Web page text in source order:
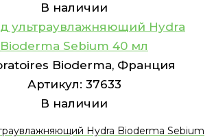
В наличии
ультраувлажняющий Hydra
Bioderma Sebium 40 мл
Bioderma, Франция
Артикул: 37633
В наличии
Hydra Bioderma Sebium